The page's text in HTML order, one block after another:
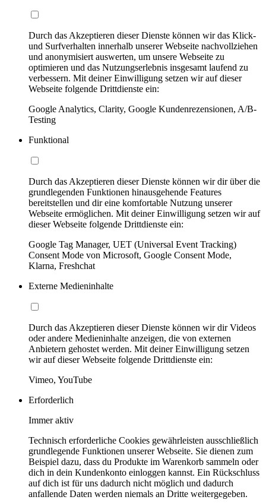
Durch das Akzeptieren dieser Dienste können wir das Klick-
und Surfverhalten innerhalb unserer Webseite nachvollziehen
und anonymisiert auswerten, um unsere Webseite zu
optimieren und das Nutzungserlebnis insgesamt laufend zu
verbessern. Mit deiner Einwilligung setzen wir auf dieser
Webseite folgende Drittdienste ein:
Google Analytics, Clarity, Google Kundenrezensionen, A/B-
Testing
Funktional
Durch das Akzeptieren dieser Dienste können wir dir über die
grundlegenden Funktionen hinausgehende Features
bereitstellen und dir eine komfortable Nutzung unserer
Webseite ermöglichen. Mit deiner Einwilligung setzen wir auf
dieser Webseite folgende Drittdienste ein:
Google Tag Manager, UET (Universal Event Tracking)
Consent Mode von Microsoft, Google Consent Mode,
Klarna, Freshchat
Externe Medieninhalte
Durch das Akzeptieren dieser Dienste können wir dir Videos
oder andere Medieninhalte anzeigen, die von externen
Anbietern gehostet werden. Mit deiner Einwilligung setzen
wir auf dieser Webseite folgende Drittdienste ein:
Vimeo, YouTube
Erforderlich
Immer aktiv
Technisch erforderliche Cookies gewährleisten ausschließlich
grundlegende Funktionen unserer Webseite. Sie dienen zum
Beispiel dazu, dass du Produkte im Warenkorb sammeln oder
dich in dein Kundenkonto einloggen kannst. Ein Rückschluss
auf dich ist für uns dadurch nicht möglich und dadurch
anfallende Daten werden niemals an Dritte weitergegeben.